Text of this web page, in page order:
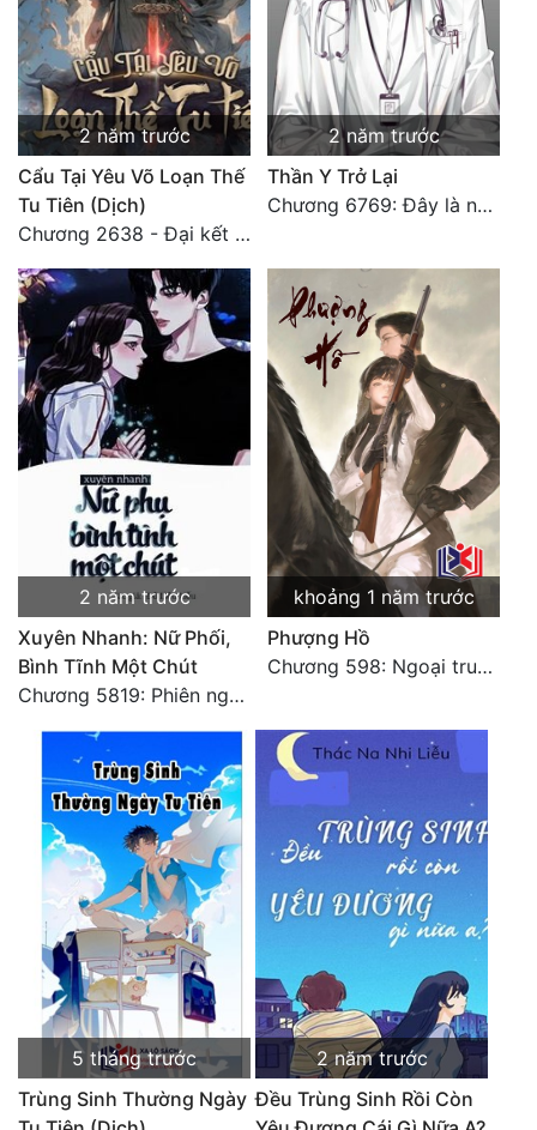
2 năm trước
Cẩu Tại Yêu Võ Loạn Thế
Tu Tiên (Dịch)
Chương 2638 - Đại kết cục (3)
2 năm trước
Thần Y Trở Lại
Chương 6769: Đây là nơi nào?
2 năm trước
Xuyên Nhanh: Nữ Phối,
Bình Tĩnh Một Chút
Chương 5819: Phiên ngoại: Trở lại STARS [HẾT]
khoảng 1 năm trước
Phượng Hồ
Chương 598: Ngoại truyện: Tiểu Tiểu Ký
5 tháng trước
Trùng Sinh Thường Ngày
2 năm trước
Đều Trùng Sinh Rồi Còn